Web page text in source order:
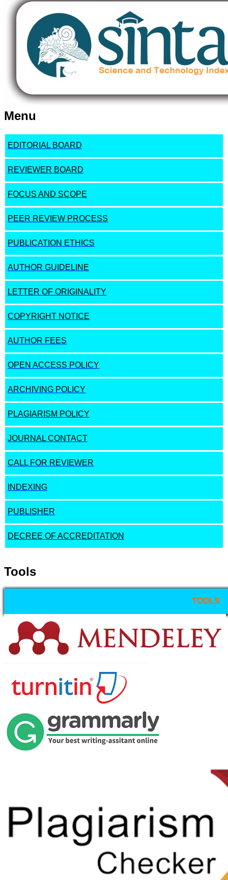
Menu
EDITORIAL BOARD
REVIEWER BOARD
FOCUS AND SCOPE
PEER REVIEW PROCESS
PUBLICATION ETHICS
AUTHOR GUIDELINE
LETTER OF ORIGINALITY
COPYRIGHT NOTICE
AUTHOR FEES
OPEN ACCESS POLICY
ARCHIVING POLICY
PLAGIARISM POLICY
JOURNAL CONTACT
CALL FOR REVIEWER
INDEXING
PUBLISHER
DECREE OF ACCREDITATION
Tools
TOOLS